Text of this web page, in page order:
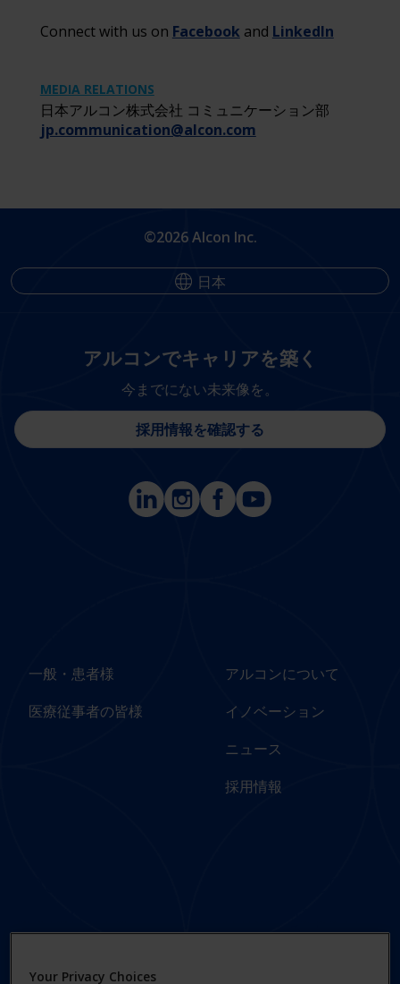
Connect with us on Facebook and LinkedIn
MEDIA RELATIONS
日本アルコン株式会社 コミュニケーション部
jp.communication@alcon.com
©2026 Alcon Inc.
アルコンでキャリアを築く
今までにない未来像を。
採用情報を確認する
一般・患者様
医療従事者の皆様
アルコンについて
イノベーション
ニュース
採用情報
Japan
日本
Your Privacy Choices